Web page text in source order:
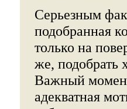
Серьезным
подобранная
только на
же, подобрать
Важный
адекватная